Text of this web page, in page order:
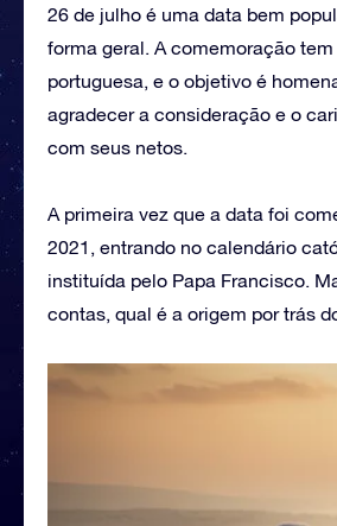
26 de julho é uma data bem
forma geral. A comemoração
portuguesa, e o objetivo é
agradecer a consideração e o
com seus netos.
A primeira vez que a data foi
2021, entrando no calendário
instituída pelo Papa Francisco.
contas, qual é a origem por trás